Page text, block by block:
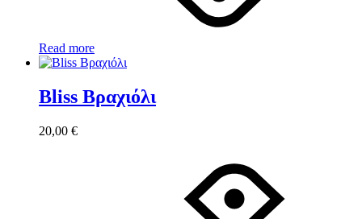
Read more
Bliss Βραχιόλι
20,00 €